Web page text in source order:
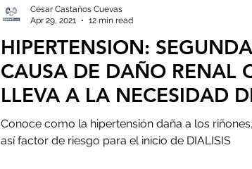
HIPERTENSION: SEGUNDA
CAUSA DE DAÑO RENAL
LLEVA A LA NECESIDAD
DIALISIS
Conoce como la hipertensión daña a los
así factor de riesgo para el inicio de DIALISIS
César Castaños Cuevas
Apr 29, 2021
12 min read